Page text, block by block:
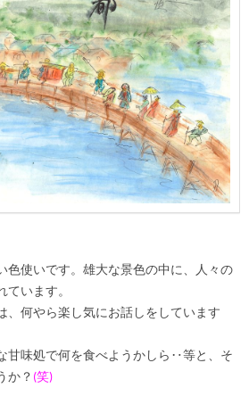
色使いです。雄大な景色の中に、人々の
ています。
、何やら楽し気にお話しをしています
甘味処で何を食べようかしら‥等と、そ
か？ (笑)